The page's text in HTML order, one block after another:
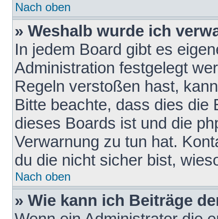
Nach oben
» Weshalb wurde ich
In jedem Board gibt es
Administration festgelegt
Regeln verstoßen hast,
Bitte beachte, dass dies die
dieses Boards ist und die
Verwarnung zu tun hat.
du die nicht sicher bist,
Nach oben
» Wie kann ich Beiträge